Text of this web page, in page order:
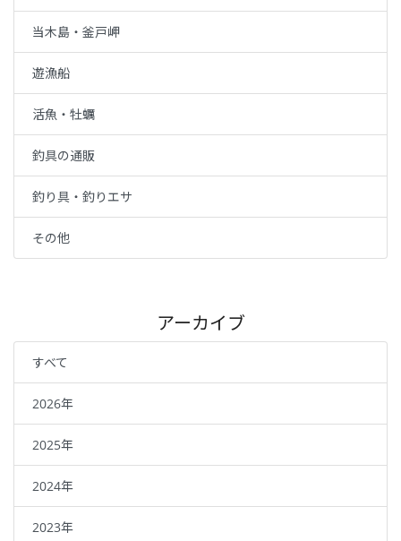
当木島・釜戸岬
遊漁船
活魚・牡蠣
釣具の通販
釣り具・釣りエサ
その他
アーカイブ
すべて
2026年
2025年
2024年
2023年